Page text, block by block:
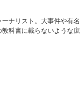
ナリスト。大事件や有名
科書に載らないような庶